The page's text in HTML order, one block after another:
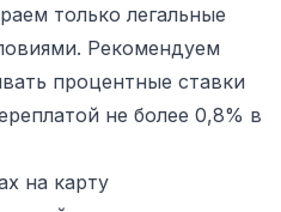
только легальные
Рекомендуем
процентные ставки
не более 0,8% в
на карту